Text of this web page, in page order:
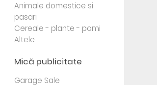
Animale domestice si
pasari
Cereale - plante - pomi
Altele
Mică publicitate
Garage Sale